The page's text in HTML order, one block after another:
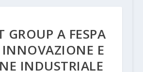
GROUP A FESPA
E
INDUSTRIALE